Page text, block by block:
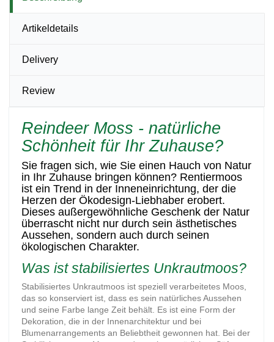
Artikeldetails
Delivery
Review
Reindeer Moss - natürliche
Schönheit für Ihr Zuhause?
Sie fragen sich, wie Sie einen Hauch von Natur
in Ihr Zuhause bringen können? Rentiermoos
ist ein Trend in der Inneneinrichtung, der die
Herzen der Ökodesign-Liebhaber erobert.
Dieses außergewöhnliche Geschenk der Natur
überrascht nicht nur durch sein ästhetisches
Aussehen, sondern auch durch seinen
ökologischen Charakter.
Was ist stabilisiertes Unkrautmoos?
Stabilisiertes Unkrautmoos ist speziell verarbeitetes Moos,
das so konserviert ist, dass es sein natürliches Aussehen
und seine Farbe lange Zeit behält. Es ist eine Form der
Dekoration, die in der Innenarchitektur und bei
Blumenarrangements an Beliebtheit gewonnen hat. Bei der